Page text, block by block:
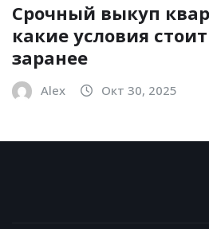
Срочный выкуп
какие условия
заранее
Alex Окт 30, 2025